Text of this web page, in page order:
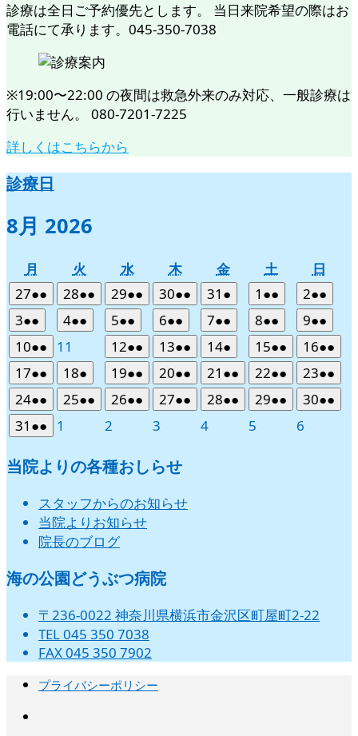
診療は全日ご予約優先とします。 当日来院希望の際はお
電話にて承ります。045-350-7038
※19:00〜22:00 の夜間は救急外来のみ対応、一般診療は
行いません。 080-7201-7225
詳しくはこちらから
診療日
8月 2026
月
曜
日
火
曜
日
水水
曜
日
木木
曜
日
金金
曜
日
土土
曜
日
日
曜
日
272026
年
7
月
27
日
●●
件
の
イ
ベ
ン
ト)
282026
年
7
28
日
●●
件
の
ベ
ン
ト)
292026
年
7
月
29
日
●●
件
の
ベ
ン
ト)
302026
年
7
月
30
日
●●
件
の
ベ
ン
ト)
31 2026
年
7
月
31
日
●
件
の
ベ
ン
ト)
1 2026
年
8
月
1
日
●●
件
の
イ
ベ
ン
ト)
22026
年
8
月
2
日
●●
件
の
イ
ベ
ン
ト)
32026
年
8
月
3
日
●●
件
の
イ
ベ
ン
ト)
42026
年
8
月
4
日
●●
件
の
ベ
ン
52026
年
8
月
5
日
●●
件
の
イ
ベ
ン
62026
年
8
月
6
日
●●
件
の
イ
ベ
ン
72026
年
8
月
7
日
●●
件
の
イ
ベ
ン
82026
年
8
月
8
日
●●
件
の
イ
ベ
ン
92026
年
8
月
9
日
●●
件
の
イ
ベ
ン
102026
年
8
月
10
日
●● (2
件
の
ベ
ン
ト)
11
年
8
月
122026
年
8
月
●●
件
の
ベ
ト)
132026
年
8
月
●●
件
の
ベ
142026
年
8
月
●
件
の
イ
152026
年
8
月
●●
件
の
ベ
162026
年
8
月
●●
件
の
172026
年
8
月
日
●●
件
の
イ
ン
182026
年
8
日
●
件
の
ン
192026
年
8
日
●●
件
の
イ
ン
202026
年
8
日
●●
件
の
イ
21 2026
年
8
●●
件
の
イ
222026
年
8
●●
件
の
イ
232026
年
8
●●
件
の
242026
年
8
月
24
●●
件
の
イ
ベ
ン
ト)
252026
年
月
25
●●
件
の
イ
ベ
ト)
262026
年
26
●●
件
の
ベ
ン
ト)
272026
年
27
●●
件
282026
年
●●
件
の
292026
年
●●
件
の
302026
年
●●
件
31 2026
年
8
月
31
日
●● (2
件
の
ベ
ン
ト)
1
9
1
日
2
9
月
2
日
3
9
月
3
42026
5 6
当院よりの各種おしらせ
スタッフからのお知らせ
当院よりお知らせ
院長のブログ
海の公園どうぶつ病院
〒236-0022 神奈川県横浜市金沢区町屋町2-22
TEL 045 350 7038
FAX 045 350 7902
プライバシーポリシー